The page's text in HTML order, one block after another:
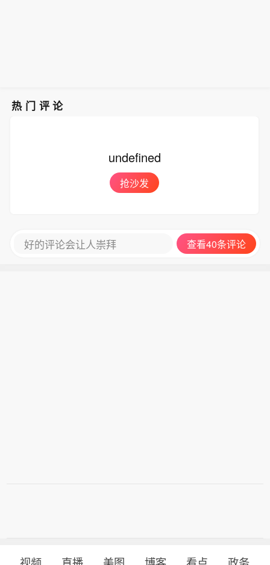
热门评论
undefined
抢沙发
好的评论会让人崇拜 查看40条评论